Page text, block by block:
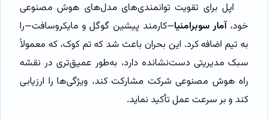
اپل برای تقویت توانمندی‌های مدل‌های هوش مصنوعی
خود،آمار سوبرامنیا—کارمند پیشین گوگل و مایکروسافت—را
به تیم اضافه کرد. این بحران باعث شد که تم کوک، که معمولاً
سبک مدیریتی دست‌نشانده دارد، به‌طور عمیق‌تری در نقشه
راه هوش مصنوعی شرکت مشارکت کند، ویژگی‌ها را ارزیابی
کند و بر سرعت عمل تأکید نماید.